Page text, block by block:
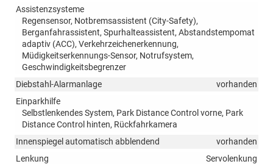
Assistenzsysteme
Regensensor, Notbremsassistent (City-Safety),
Berganfahrassistent, Spurhalteassistent, Abstandstempomat
adaptiv (ACC), Verkehrzeichenerkennung,
Müdigkeitserkennungs-Sensor, Notrufsystem,
Geschwindigkeitsbegrenzer
Diebstahl-Alarmanlage
vorhanden
Einparkhilfe
Selbstlenkendes System, Park Distance Control vorne, Park
Distance Control hinten, Rückfahrkamera
Innenspiegel automatisch abblendend
vorhanden
Lenkung
Servolenkung